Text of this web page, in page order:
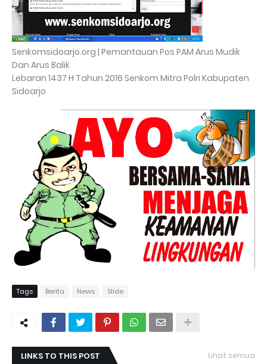
Senkomsidoarjo.org | Pemantauan Pos PAM Arus Mudik
Dan Arus Balik
Lebaran 1437 H Tahun 2016 Senkom Mitra Polri Kabupaten
Sidoarjo
Tags Berita News Slide
LINKS TO THIS POST Lihat semua